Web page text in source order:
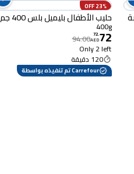
23% OFF
حليب الأطفال بليميل بلس 400 جم
400g
72
.
72
AED
94.00
Only 2 left
120 دقيقة
Carrefour تم تنفيذه بواسطة